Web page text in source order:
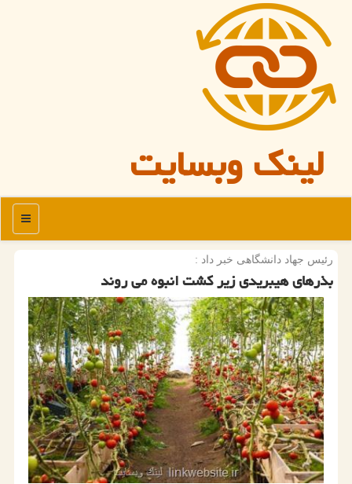
لینک وبسایت
منو
رئیس جهاد دانشگاهی خبر داد :
بذرهای هیبریدی زیر كشت انبوه می روند